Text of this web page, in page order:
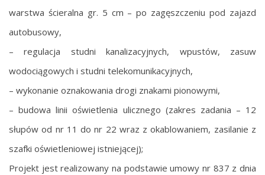
warstwa ścieralna gr. 5 cm – po zagęszczeniu pod zajazd
autobusowy,
– regulacja studni kanalizacyjnych, wpustów, zasuw
wodociągowych i studni telekomunikacyjnych,
– wykonanie oznakowania drogi znakami pionowymi,
– budowa linii oświetlenia ulicznego (zakres zadania – 12
słupów od nr 11 do nr 22 wraz z okablowaniem, zasilanie z
szafki oświetleniowej istniejącej);
Projekt jest realizowany na podstawie umowy nr 837 z dnia